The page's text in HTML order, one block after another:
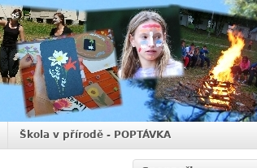
Škola v přírodě - POPTÁVKA